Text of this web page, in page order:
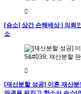
[승소] 상간 손해배상 | 의뢰
소
[재산분할 성공] 이혼 재산